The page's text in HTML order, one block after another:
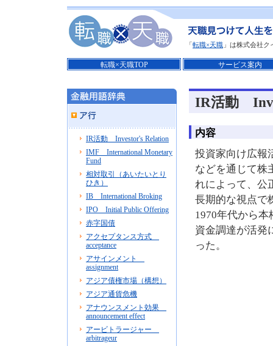
「転職×天職 」は株式会社
転職×天職TOP サービス案内
IR活動
内容
投資家向け広報
などを通じて株
れによって、公
長期的な視点で
1970年代から
資金調達が活発
った。
IR活動 Investor's Relation
IMF International Monetary
Fund
相対取引（あいたいとり
ひき）
IB International Broking
IPO Initial Public Offering
赤字国債
アクセプタンス方式
acceptance
アサインメント
assignment
アジア債権市場（構想）
アジア通貨危機
アナウンスメント効果
announcement effect
アービトラージャー
arbitrageur